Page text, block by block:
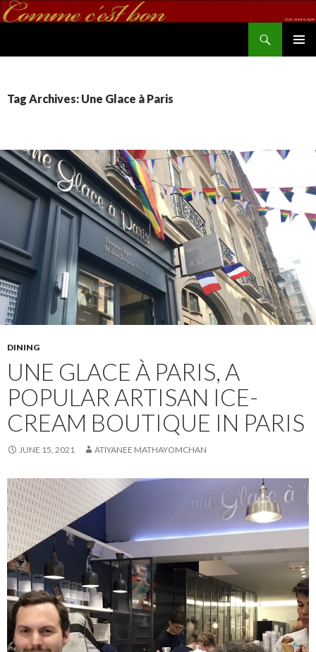
Tag Archives: Une Glace à Paris
DINING
UNE GLACE À PARIS, A
POPULAR ARTISAN ICE-
CREAM BOUTIQUE IN PARIS
JUNE 15, 2021 ATIYANEE MATHAYOMCHAN